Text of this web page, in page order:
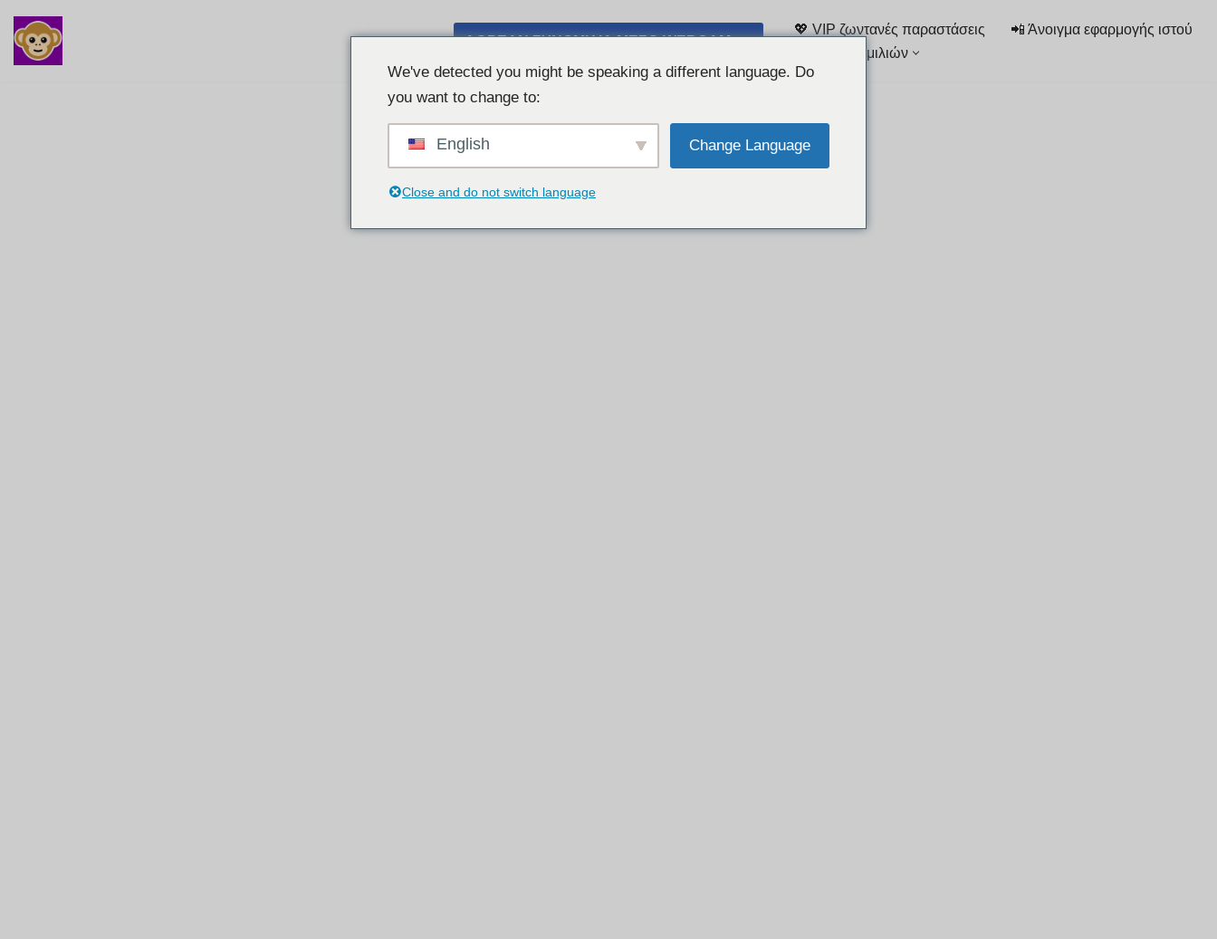
Μετάβαση
ΔΩΡΕΆΝ ΣΥΝΟΜΙΛΊΑ ΜΈΣΩ WEBCAM 👉
💖 VIP ζωντανές παραστάσεις
📲 Άνοιγμα εφαρμογής ιστού
Λίστα συνομιλιών
We've detected you might be speaking a different language. Do
you want to change to:
English Change Language
Close and do not switch language